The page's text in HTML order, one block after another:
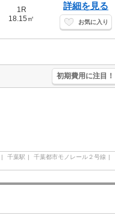
1R
18.15㎡
詳細を見る
お気に入り
初期費用に注目！
千葉駅
千葉都市モノレール２号線